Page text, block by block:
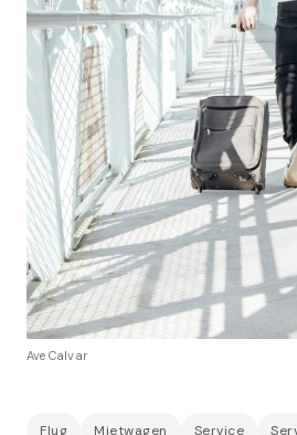
Ave Calvar
Flug Mietwagen Service